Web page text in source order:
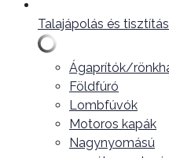
Talajápolás és tisztítás
Ágaprítók/
Földfúró
Lombfúvók
Motoros kapák
Nagynyomású